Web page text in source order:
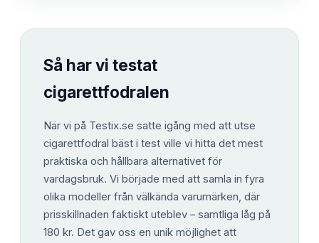
Så har vi testat
cigarettfodralen
När vi på Testix.se satte igång med att utse
cigarettfodral bäst i test ville vi hitta det mest
praktiska och hållbara alternativet för
vardagsbruk. Vi började med att samla in fyra
olika modeller från välkända varumärken, där
prisskillnaden faktiskt uteblev – samtliga låg på
180 kr. Det gav oss en unik möjlighet att